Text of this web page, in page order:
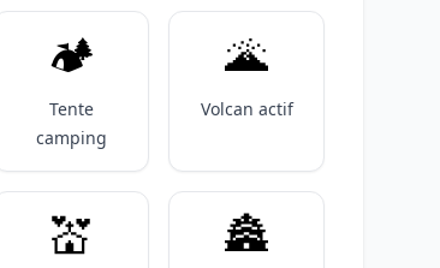
🏕️
Tente
camping
🌋
Volcan actif
💒 🏯